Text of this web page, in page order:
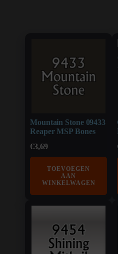
Mountain Stone 09433
Reaper MSP Bones
€3,69
TOEVOEGEN
AAN
WINKELWAGEN